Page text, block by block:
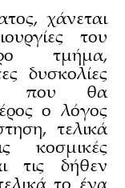
χάνεται
του
τμήμα,
δυσκολίες
που θα
ο λόγος
τελικά
κοσμικές
τις δήθεν
το ένα